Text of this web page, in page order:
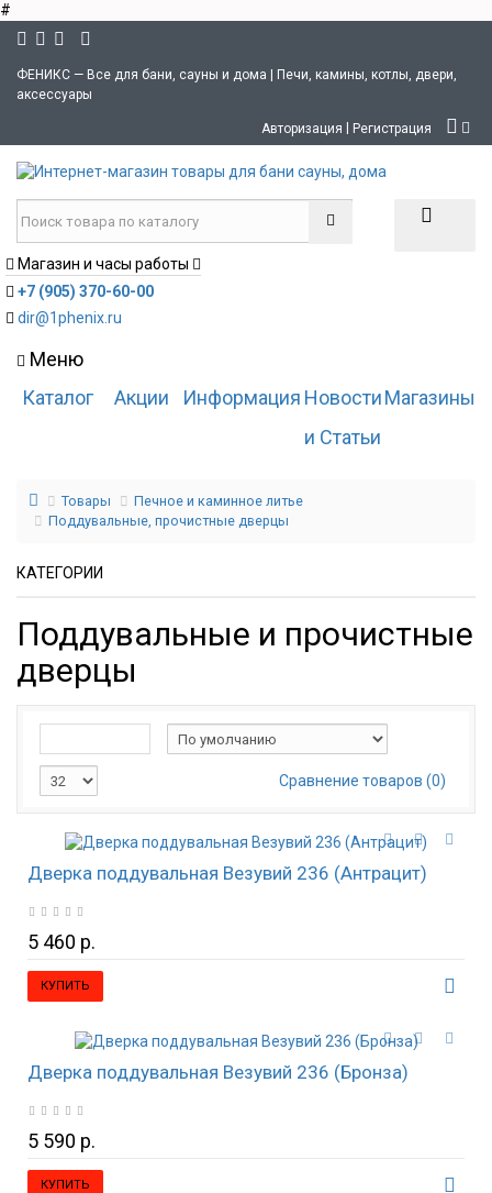
#
ФЕНИКС — Все для бани, сауны и дома | Печи, камины, котлы, двери,
аксессуары
Авторизация | Регистрация
Магазин и часы работы
+7 (905) 370-60-00
dir@1phenix.ru
Меню
Каталог
Акции Информация Новости
и Статьи
Магазины
Товары
Печное и каминное литье
Поддувальные, прочистные дверцы
КАТЕГОРИИ
Поддувальные и прочистные
дверцы
Сравнение товаров (0)
Дверка поддувальная Везувий 236 (Антрацит)
5 460 р.
КУПИТЬ
Дверка поддувальная Везувий 236 (Бронза)
5 590 р.
КУПИТЬ